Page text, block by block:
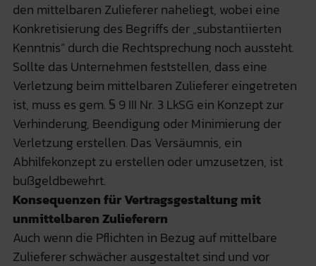
den mittelbaren Zulieferer naheliegt, wobei eine
Konkretisierung des Begriffs der „substantiierten
Kenntnis“ durch die Rechtsprechung noch aussteht.
Sollte das Unternehmen feststellen, dass eine
Verletzung beim mittelbaren Zulieferer eingetreten
ist, muss es gem. § 9 III Nr. 3 LkSG ein Konzept zur
Verhinderung, Beendigung oder Minimierung der
Verletzung erstellen. Das Versäumnis, ein
Abhilfekonzept zu erstellen oder umzusetzen, ist
bußgeldbewehrt.
Konsequenzen für Vertragsgestaltung mit
unmittelbaren Zulieferern
Auch wenn die Pflichten in Bezug auf mittelbare
Zulieferer schwächer ausgestaltet sind und vor